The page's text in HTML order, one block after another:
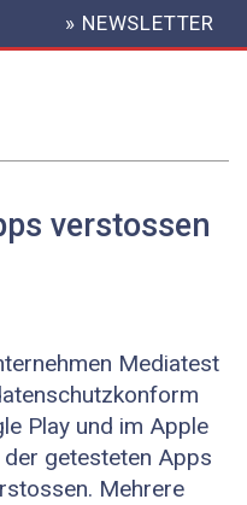
HEADER
MENU
» NEWSLETTER
verstossen
Mediatest
Play und im Apple
getesteten Apps
Mehrere